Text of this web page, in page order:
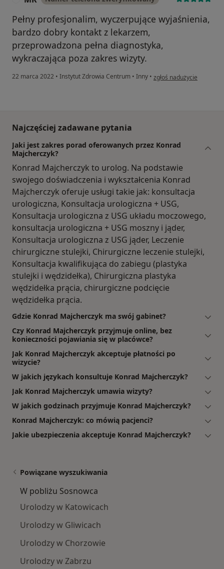
Pełny profesjonalim, wyczerpujące wyjaśnienia,
bardzo dobry kontakt z lekarzem,
przeprowadzona pełna diagnostyka,
wykraczająca poza zakres wizyty.
22 marca 2022 • Instytut Zdrowia Centrum • Inny • w opinii użytkownika MK
zgłoś nadużycie
Najczęściej zadawane pytania
Jaki jest zakres porad oferowanych przez Konrad
Majcherczyk?
Konrad Majcherczyk to urolog. Na podstawie
swojego doświadczenia i wykształcenia Konrad
Majcherczyk oferuje usługi takie jak: konsultacja
urologiczna, Konsultacja urologiczna + USG,
Konsultacja urologiczna z USG układu moczowego,
konsultacja urologiczna + USG moszny i jąder,
Konsultacja urologiczna z USG jąder, Leczenie
chirurgiczne stulejki, Chirurgiczne leczenie stulejki,
Konsultacja kwalifikująca do zabiegu (plastyka
stulejki i wędzidełka), Chirurgiczna plastyka
wędzidełka prącia, chirurgiczne podcięcie
wędzidełka prącia.
Gdzie Konrad Majcherczyk ma swój gabinet?
Czy Konrad Majcherczyk przyjmuje online, bez
konieczności pojawiania się w placówce?
Jak Konrad Majcherczyk akceptuje płatności po
wizycie?
W jakich językach konsultuje Konrad Majcherczyk?
Jak Konrad Majcherczyk umawia wizyty?
W jakich godzinach przyjmuje Konrad Majcherczyk?
Konrad Majcherczyk: co mówią pacjenci?
Jakie ubezpieczenia akceptuje Konrad Majcherczyk?
Powiązane wyszukiwania
W pobliżu Sosnowca
Urolodzy w Katowicach
Urolodzy w Gliwicach
Urolodzy w Chorzowie
Urolodzy w Zabrzu